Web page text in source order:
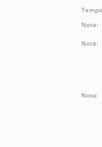
Nota:
Nota:
Nota: